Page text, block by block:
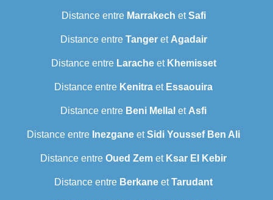
Distance entre Marrakech etSafi
Distance entre Tangeret Agadair
Distance entre Laracheet Khemisset
Distance entre Kenitra et Essaouira
Distance entre Beni Mellal et Asfi
Distance entre Inezgane etSidi Youssef Ben Ali
Distance entre Oued Zem et Ksar El Kebir
Distance entre Berkane etTarudant